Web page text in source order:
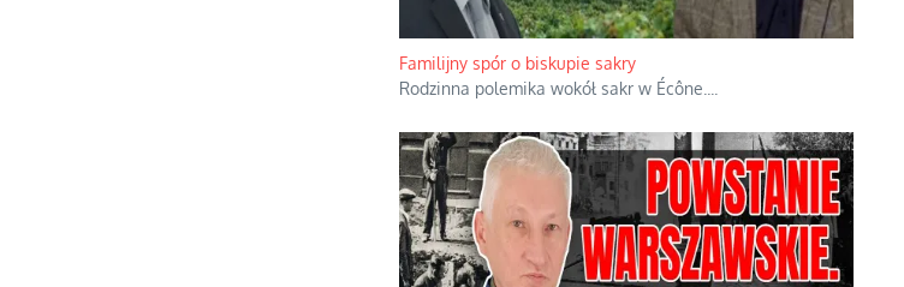
Familijny spór o biskupie sakry
Rodzinna polemika wokół sakr w Écône.